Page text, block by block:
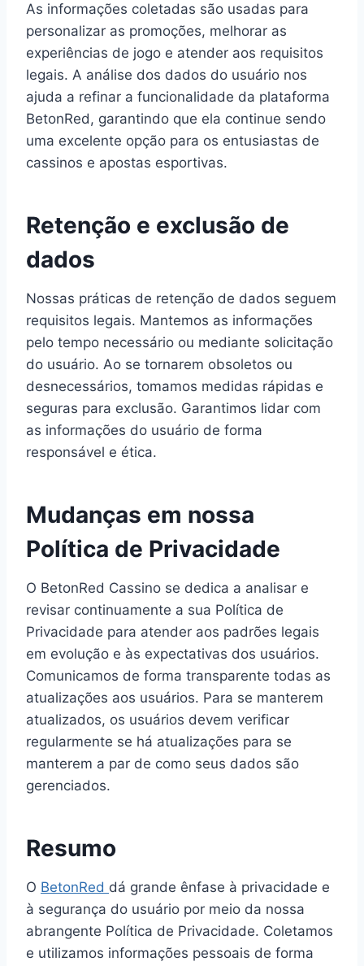
As informações coletadas são usadas para
personalizar as promoções, melhorar as
experiências de jogo e atender aos requisitos
legais. A análise dos dados do usuário nos
ajuda a refinar a funcionalidade da plataforma
BetonRed, garantindo que ela continue sendo
uma excelente opção para os entusiastas de
cassinos e apostas esportivas.
Retenção e exclusão de
dados
Nossas práticas de retenção de dados seguem
requisitos legais. Mantemos as informações
pelo tempo necessário ou mediante solicitação
do usuário. Ao se tornarem obsoletos ou
desnecessários, tomamos medidas rápidas e
seguras para exclusão. Garantimos lidar com
as informações do usuário de forma
responsável e ética.
Mudanças em nossa
Política de Privacidade
O BetonRed Cassino se dedica a analisar e
revisar continuamente a sua Política de
Privacidade para atender aos padrões legais
em evolução e às expectativas dos usuários.
Comunicamos de forma transparente todas as
atualizações aos usuários. Para se manterem
atualizados, os usuários devem verificar
regularmente se há atualizações para se
manterem a par de como seus dados são
gerenciados.
Resumo
O BetonRed dá grande ênfase à privacidade e
à segurança do usuário por meio da nossa
abrangente Política de Privacidade. Coletamos
e utilizamos informações pessoais de forma